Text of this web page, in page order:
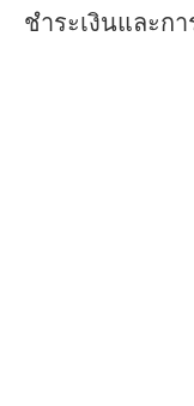
ชำระเงินและก